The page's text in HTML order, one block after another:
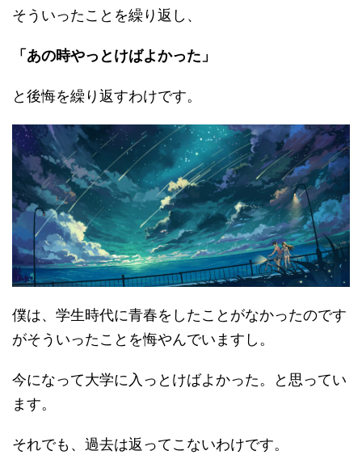
そういったことを繰り返し、
「あの時やっとけばよかった」
と後悔を繰り返すわけです。
僕は、学生時代に青春をしたことがなかったのです
がそういったことを悔やんでいますし。
今になって大学に入っとけばよかった。と思ってい
ます。
それでも、過去は返ってこないわけです。